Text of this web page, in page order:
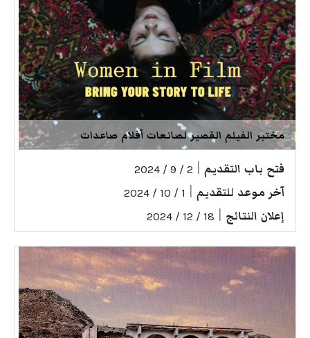
مختبر الفيلم القصير لصانعات أفلام صاعدات
فتح باب التقديم 2 / 9 / 2024
آخر موعد للتقديم 1 / 10 / 2024
إعلان النتائج 18 / 12 / 2024